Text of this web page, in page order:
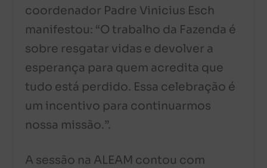
coordenador Padre Vinicius Esch
manifestou: “O trabalho da Fazenda é
sobre resgatar vidas e devolver a
esperança para quem acredita que
tudo está perdido. Essa celebração é
um incentivo para continuarmos
nossa missão.”.
A sessão na ALEAM contou com